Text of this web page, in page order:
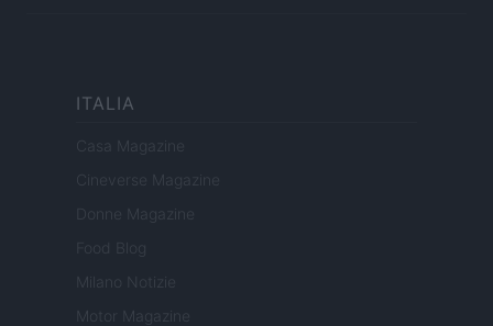
ITALIA
Casa Magazine
Cineverse Magazine
Donne Magazine
Food Blog
Milano Notizie
Motor Magazine